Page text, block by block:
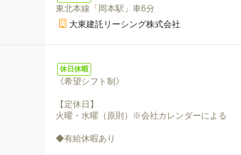
東北本線「岡本駅」車6分
大東建託リーシング株式会社
休日休暇
《希望シフト制》
【定休日】
火曜・水曜（原則）※会社カレンダーによる
◆有給休暇あり